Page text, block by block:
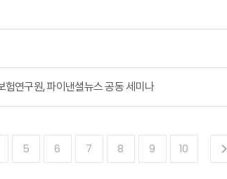
험연구원, 파이낸셜뉴스 공동 세미나
5 6 7 8 9 10